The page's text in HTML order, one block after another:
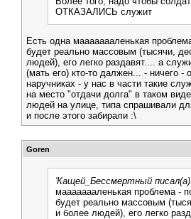
ОТКАЗАЛИСЬ служит
Есть одна маааааааленькая
будет реально массовым (тысячи,
людей), его легко раздавят.... а
(мать его) кто-то далжен... - ничего -
наручниках - у нас в части такие
на место "отдачи долга" в таком
людей на улице, типа спрашивали
и после этого забирали :\
Goren
'Кащей_Бессмертный
маааааааленькая проблема -
будет реально массовым
и более людей), его легко